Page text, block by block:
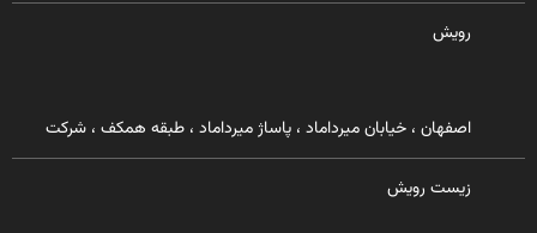
رویش
اصفهان ، خیابان میرداماد ، پاساژ میرداماد ، طبقه همکف ، شرکت
زیست رویش